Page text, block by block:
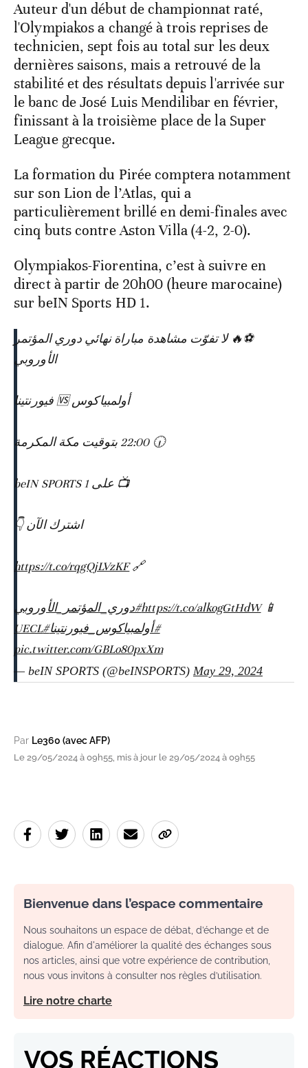
Auteur d'un début de championnat raté,
l'Olympiakos a changé à trois reprises de
technicien, sept fois au total sur les deux
dernières saisons, mais a retrouvé de la
stabilité et des résultats depuis l'arrivée sur
le banc de José Luis Mendilibar en février,
finissant à la troisième place de la Super
League grecque.
La formation du Pirée comptera notamment
sur son Lion de l’Atlas, qui a
particulièrement brillé en demi-finales avec
cinq buts contre Aston Villa (4-2, 2-0).
Olympiakos-Fiorentina, c’est à suivre en
direct à partir de 20h00 (heure marocaine)
sur beIN Sports HD 1.
⚽️🔥 لا تفوّت مشاهدة مباراة نهائي دوري المؤتمر
الأوروبي
أولمبياكوس 🆚 فيورنتينا
🕡 22:00 بتوقيت مكة المكرمة
📺 على 1 beIN SPORTS
اشترك الآن 👇
🔗
https://t.co/rqgQjLVzKF
📱
https://t.co/alkogGtHdW#دوري_المؤتمر_الأوروبي
#أولمبياكوس_فيورنتينا#UECL
pic.twitter.com/GBLo80pxXm
— beIN SPORTS (@beINSPORTS) May 29, 2024
Par Le360 (avec AFP)
Le 29/05/2024 à 09h55, mis à jour le 29/05/2024 à 09h55
Bienvenue dans l’espace commentaire
Nous souhaitons un espace de débat, d’échange et de
dialogue. Afin d'améliorer la qualité des échanges sous
nos articles, ainsi que votre expérience de contribution,
nous vous invitons à consulter nos règles d’utilisation.
Lire notre charte
VOS RÉACTIONS